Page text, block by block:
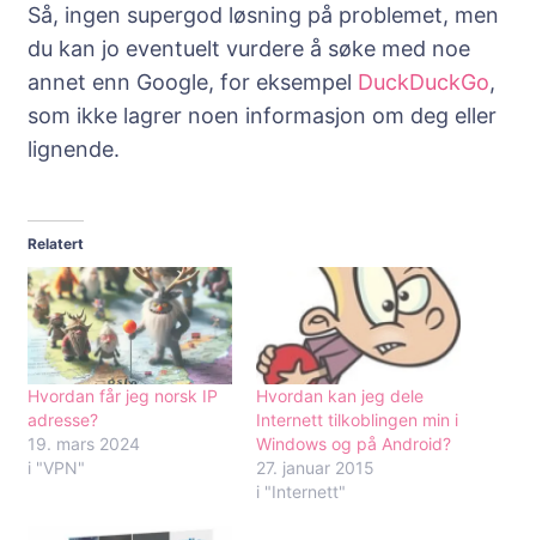
Så, ingen supergod løsning på problemet, men
du kan jo eventuelt vurdere å søke med noe
annet enn Google, for eksempel DuckDuckGo,
som ikke lagrer noen informasjon om deg eller
lignende.
Relatert
Hvordan får jeg norsk IP
adresse?
19. mars 2024
i "VPN"
Hvordan kan jeg dele
Internett tilkoblingen min i
Windows og på Android?
27. januar 2015
i "Internett"